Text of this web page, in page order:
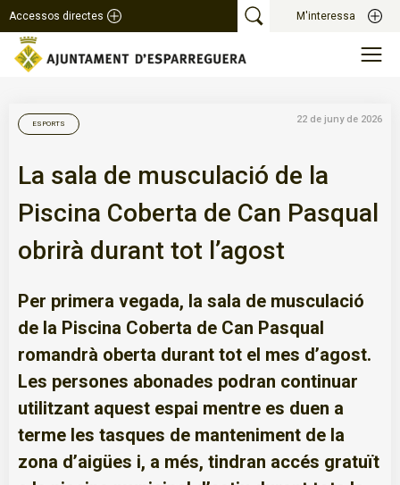
Accessos directes M'interessa
ESPORTS 22 de juny de 2026
La sala de musculació de la
Piscina Coberta de Can Pasqual
obrirà durant tot l’agost
Per primera vegada, la sala de musculació
de la Piscina Coberta de Can Pasqual
romandrà oberta durant tot el mes d’agost.
Les persones abonades podran continuar
utilitzant aquest espai mentre es duen a
terme les tasques de manteniment de la
zona d’aigües i, a més, tindran accés gratuït